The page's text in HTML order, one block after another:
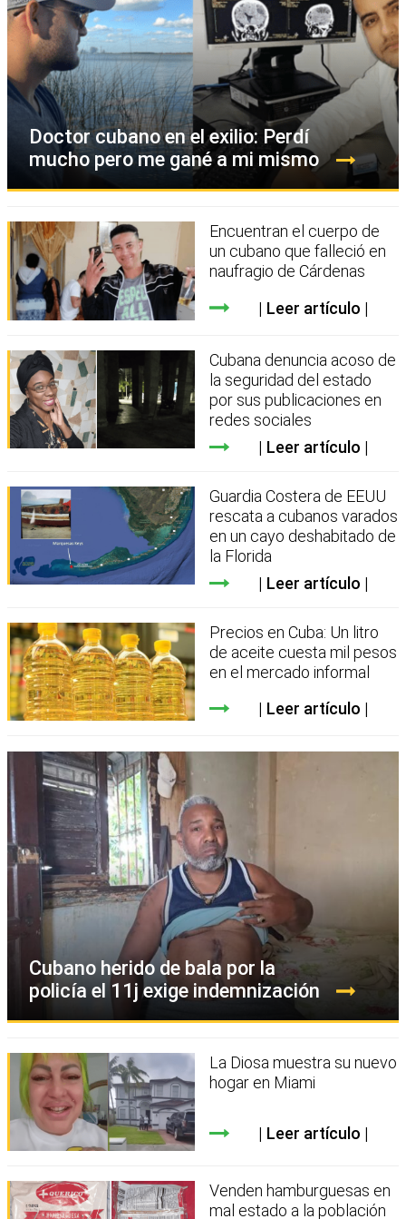
Doctor cubano en el exilio: Perdí
mucho pero me gané a mi mismo
Encuentran el cuerpo de
un cubano que falleció en
naufragio de Cárdenas
Leer artículo
Cubana denuncia acoso de
la seguridad del estado
por sus publicaciones en
redes sociales
Leer artículo
Guardia Costera de EEUU
rescata a cubanos varados
en un cayo deshabitado de
la Florida
Leer artículo
Precios en Cuba: Un litro
de aceite cuesta mil pesos
en el mercado informal
Leer artículo
Cubano herido de bala por la
policía el 11j exige indemnización
La Diosa muestra su nuevo
hogar en Miami
Leer artículo
Venden hamburguesas en
mal estado a la población